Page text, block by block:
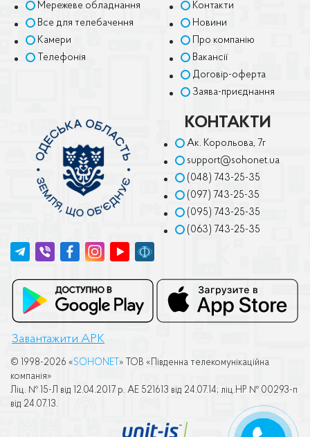
Мережеве обладнання
Все для телебачення
Камери
Телефонія
Контакти
Новини
Про компанію
Вакансії
Договір-оферта
Заява-приєднання
КОНТАКТИ
Ак. Корольова, 7г
support@sohonet.ua
(048) 743-25-35
(097) 743-25-35
(095) 743-25-35
(063) 743-25-35
Завантажити APK
© 1998-2026 «SOHONET » ТОВ «Пiвденна телекомунiкацiйна
компанiя»
Лiц. № 15-Л вiд 12.04.2017 р. АЕ 521613 вiд 24.07.14; лiц.НР № 00293-п
вiд 24.07.13.